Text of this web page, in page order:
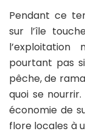
Pendant ce
sur l’île
l’exploitation
pourtant pas
pêche, de
quoi se nourrir.
économie de
flore locales à